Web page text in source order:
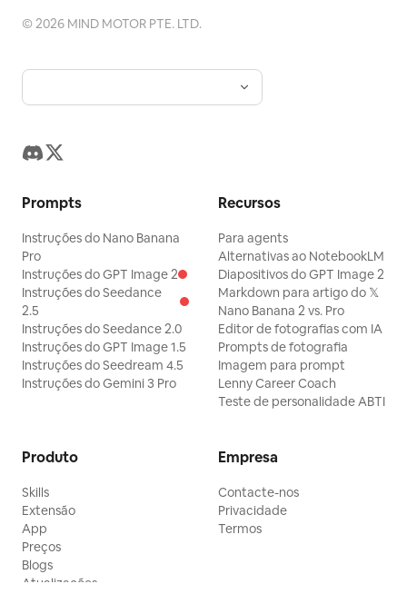
©2026 MIND MOTOR PTE. LTD.
Prompts
Instruções do Nano Banana
Pro
Instruções do GPT Image 2
Instruções do Seedance
2.5
Instruções do Seedance 2.0
Instruções do GPT Image 1.5
Instruções do Seedream 4.5
Instruções do Gemini 3 Pro
Recursos
Para agents
Alternativas ao NotebookLM
Diapositivos do GPT Image 2
Markdown para artigo do 𝕏
Nano Banana 2 vs. Pro
Editor de fotografias com IA
Prompts de fotografia
Imagem para prompt
Lenny Career Coach
Teste de personalidade ABTI
Produto
Skills
Extensão
App
Preços
Blogs
Atualizações
Empresa
Contacte-nos
Privacidade
Termos